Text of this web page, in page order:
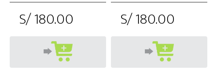
S/ 180.00 S/ 180.00